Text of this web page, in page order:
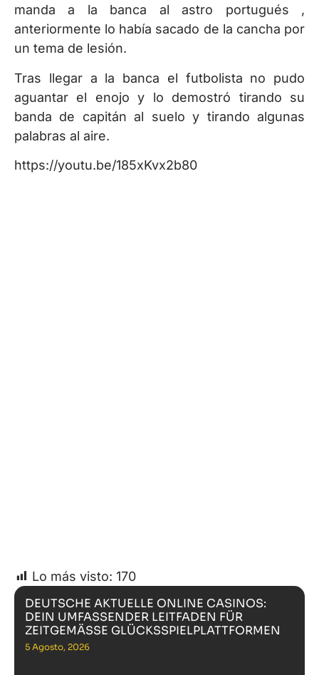
manda a la banca al astro portugués ,
anteriormente lo había sacado de la cancha por
un tema de lesión.
Tras llegar a la banca el futbolista no pudo
aguantar el enojo y lo demostró tirando su
banda de capitán al suelo y tirando algunas
palabras al aire.
https://youtu.be/185xKvx2b80
Lo más visto: 170
DEUTSCHE AKTUELLE ONLINE CASINOS:
DEIN UMFASSENDER LEITFADEN FÜR
ZEITGEMÄSSE GLÜCKSSPIELPLATTFORMEN
5 Agosto, 2026